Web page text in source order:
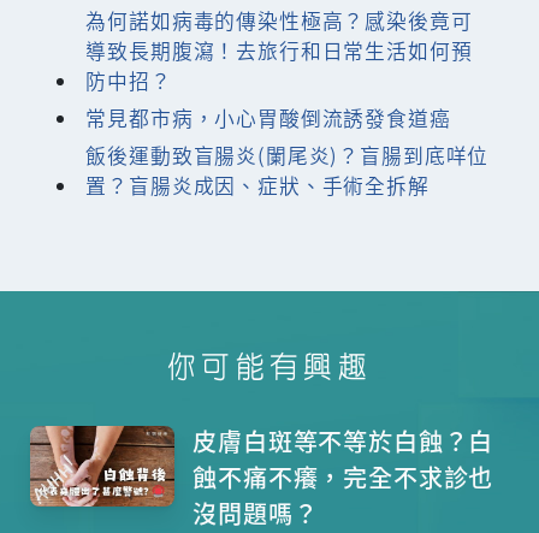
為何諾如病毒的傳染性極高？感染後竟可
導致長期腹瀉！去旅行和日常生活如何預
防中招？
常見都市病，小心胃酸倒流誘發食道癌
飯後運動致盲腸炎(闌尾炎)？盲腸到底咩位
置？盲腸炎成因、症狀、手術全拆解
你可能有興趣
皮膚白斑等不等於白蝕？白
蝕不痛不癢，完全不求診也
沒問題嗎？